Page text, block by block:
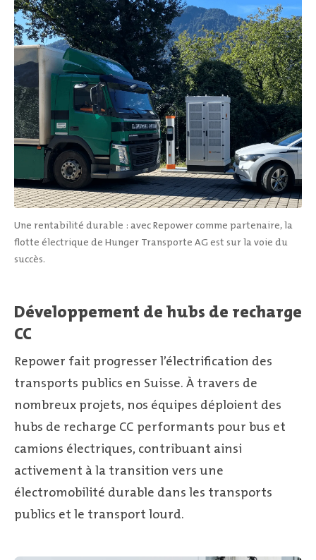
Une rentabilité durable : avec Repower comme partenaire, la
flotte électrique de Hunger Transporte AG est sur la voie du
succès.
Développement de hubs de recharge
CC
Repower fait progresser l’électrification des
transports publics en Suisse. À travers de
nombreux projets, nos équipes déploient des
hubs de recharge CC performants pour bus et
camions électriques, contribuant ainsi
activement à la transition vers une
électromobilité durable dans les transports
publics et le transport lourd.